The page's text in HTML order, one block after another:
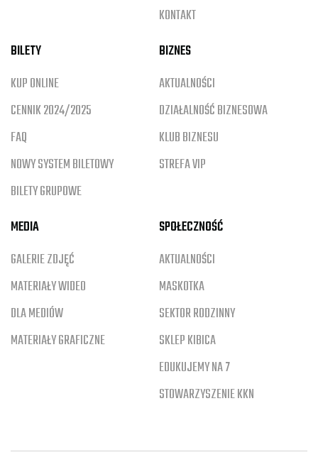
KONTAKT
BILETY
KUP ONLINE
CENNIK 2024/2025
FAQ
NOWY SYSTEM BILETOWY
BILETY GRUPOWE
BIZNES
AKTUALNOŚCI
DZIAŁALNOŚĆ BIZNESOWA
KLUB BIZNESU
STREFA VIP
MEDIA
GALERIE ZDJĘĆ
MATERIAŁY WIDEO
DLA MEDIÓW
MATERIAŁY GRAFICZNE
SPOŁECZNOŚĆ
AKTUALNOŚCI
MASKOTKA
SEKTOR RODZINNY
SKLEP KIBICA
EDUKUJEMY NA 7
STOWARZYSZENIE KKN